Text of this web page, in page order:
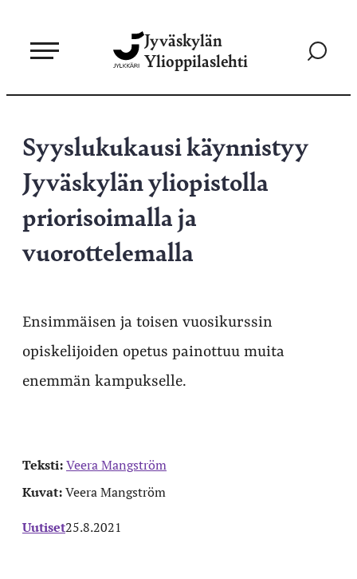
sisältöön
Jyväskylän
Ylioppilaslehti
Siirry
Syyslukukausi käynnistyy
Jyväskylän yliopistolla
priorisoimalla ja
vuorottelemalla
Ensimmäisen ja toisen vuosikurssin
opiskelijoiden opetus painottuu muita
enemmän kampukselle.
Teksti:Veera Mangström
Kuvat:Veera Mangström
Uutiset25.8.2021